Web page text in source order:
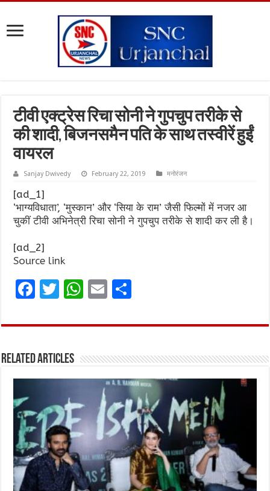
टीवी एक्ट्रेस रिचा सोनी ने गुपचुप तरीके से
की शादी, बिजनसमैन पति के साथ तस्वीरें हुईं
वायरल
Sanjay Dwivedy February 22, 2019 मनोरंजन
[ad_1]
‘भाग्यविधाता’, ‘मुस्कान’ और ‘सिया के राम’ जैसी फिल्मों में नजर आ
चुकीं टीवी अभिनेत्री रिचा सोनी ने गुपचुप तरीके से शादी कर ली है।
[ad_2]
Source link
F
ce
o
o
k
T
it
r
W
at
A
p
p
E
ai ar
Related Articles